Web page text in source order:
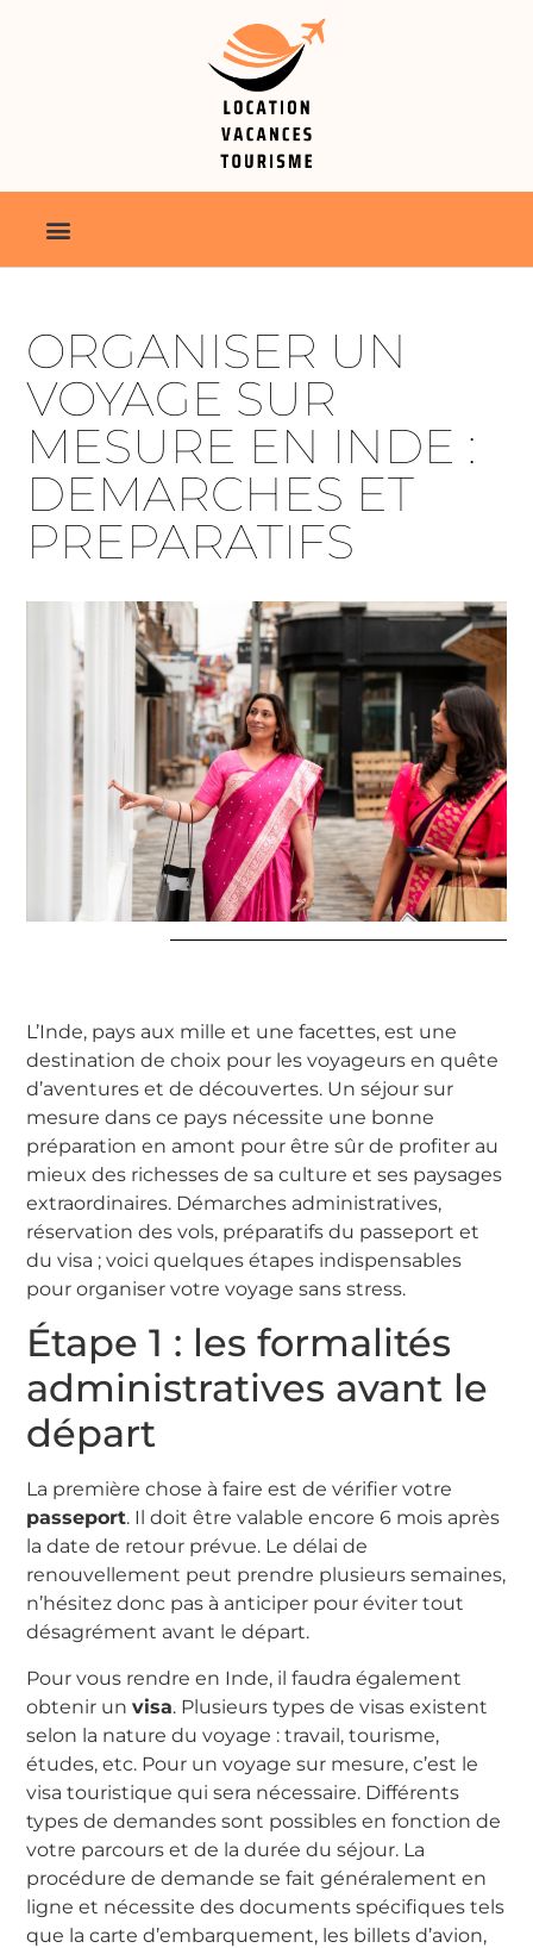
ORGANISER UN
VOYAGE SUR
MESURE EN INDE :
DEMARCHES ET
PREPARATIFS
L’Inde, pays aux mille et une facettes, est une
destination de choix pour les voyageurs en quête
d’aventures et de découvertes. Un séjour sur
mesure dans ce pays nécessite une bonne
préparation en amont pour être sûr de profiter au
mieux des richesses de sa culture et ses paysages
extraordinaires. Démarches administratives,
réservation des vols, préparatifs du passeport et
du visa ; voici quelques étapes indispensables
pour organiser votre voyage sans stress.
Étape 1 : les formalités
administratives avant le
départ
La première chose à faire est de vérifier votre
passeport. Il doit être valable encore 6 mois après
la date de retour prévue. Le délai de
renouvellement peut prendre plusieurs semaines,
n’hésitez donc pas à anticiper pour éviter tout
désagrément avant le départ.
Pour vous rendre en Inde, il faudra également
obtenir unvisa. Plusieurs types de visas existent
selon la nature du voyage : travail, tourisme,
études, etc. Pour un voyage sur mesure, c’est le
visa touristique qui sera nécessaire. Différents
types de demandes sont possibles en fonction de
votre parcours et de la durée du séjour. La
procédure de demande se fait généralement en
ligne et nécessite des documents spécifiques tels
que la carte d’embarquement, les billets d’avion,